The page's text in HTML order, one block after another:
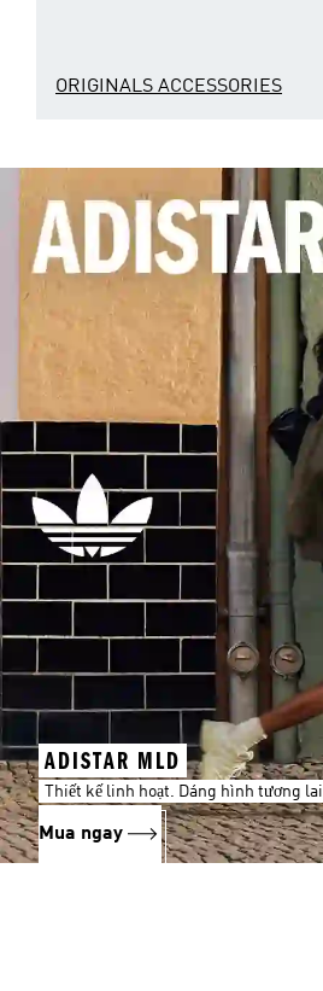
ORIGINALS ACCESSORIES
ADISTAR MLD
Thiết kế linh hoạt. Dáng hình tương lai.
Mua ngay